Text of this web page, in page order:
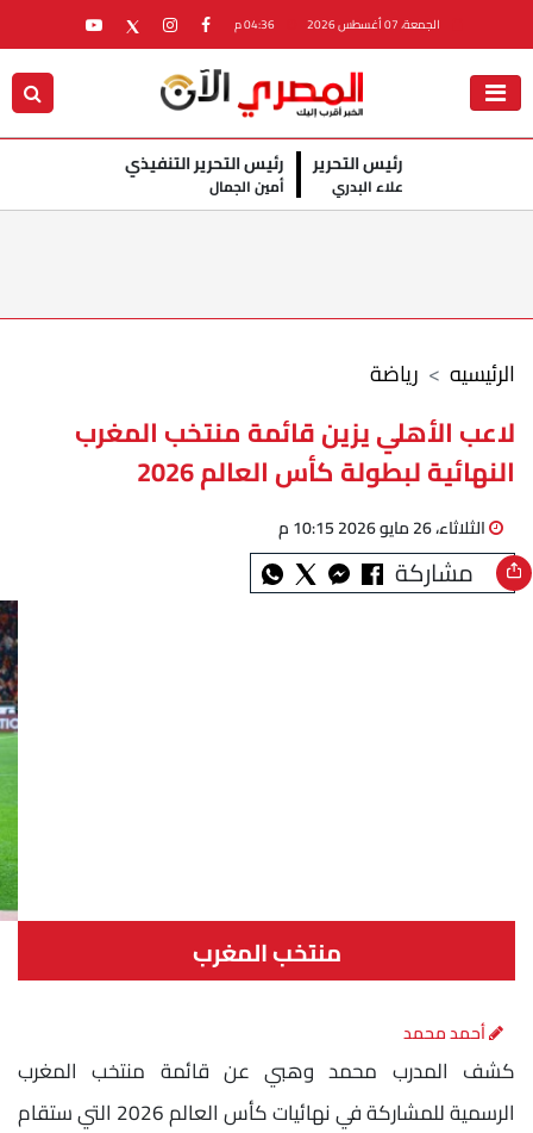
الجمعة، 07 أغسطس 2026
رئيس التحرير
علاء البدري
رئيس التحرير التنفيذي
أمين الجمال
رياضة الرئيسيه
لاعب الأهلي يزين قائمة منتخب المغرب
النهائية لبطولة كأس العالم 2026
الثلاثاء، 26 مايو 2026 10:15 م
مشاركة
منتخب المغرب
أحمد محمد
كشف المدرب محمد وهبي عن قائمة منتخب المغرب
الرسمية للمشاركة في نهائيات كأس العالم 2026 التي ستقام